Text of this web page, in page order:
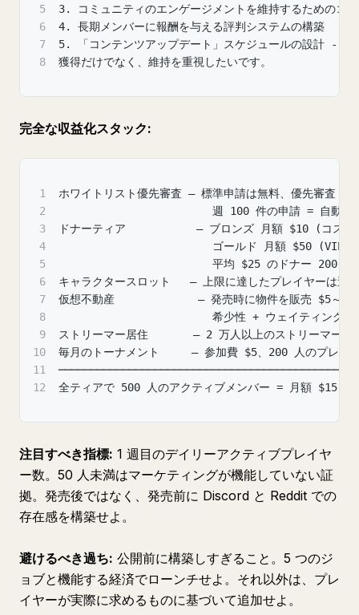
5
3. コミュニティのエンゲージメントを維持するためのコ
6
4. 長期メンバーに報酬を与える評判システムの構築
7
5. 「コンテンツアップデート」スケジュールの設計 - リ
8
獲得だけでなく、維持を重視したいです。
完全な収益化スタック:
1
ホワイトリスト優先審査 — 標準申請は無料、優先審査
2
週 100 件の申請 = 自動で
3
ドナーティア           — ブロンズ 月額 $10 (コスメ
4
ゴールド 月額 $50 (VIP ハ
5
平均 $25 のドナー 200 人
6
キャラクタースロット   — 上限に達したプレイヤーは追
7
仮想不動産             — 発売時に物件を販売 $5～50
8
希少性 + ウェイティング
9
ストリーマー居住       — 2 万人以上のストリーマーを
10
毎月のトーナメント     — 参加費 $5、200 人のプレイ
11
12
全ティアで 500 人のアクティブメンバー = 月額
注目すべき指標: 1 週目のデイリーアクティブプレイヤ
ー数。50 人未満はマーケティングが機能していない証
拠。発売後ではなく、発売前に Discord と Reddit での
存在感を構築せよ。
避けるべき過ち: 公開前に構築しすぎること。5 つのジ
ョブと機能する経済でローンチせよ。それ以外は、プレ
イヤーが実際に求めるものに基づいて追加せよ。